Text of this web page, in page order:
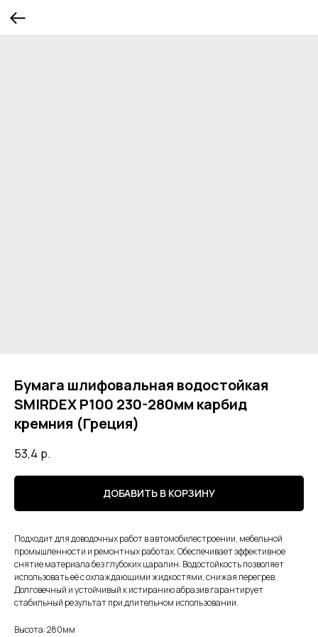
Бумага шлифовальная водостойкая
SMIRDEX Р100 230-280мм карбид
кремния (Греция)
53,4 р.
ДОБАВИТЬ В КОРЗИНУ
Подходит для доводочных работ в автомобилестроении, мебельной
промышленности и ремонтных работах. Обеспечивает эффективное
снятие материала без глубоких царапин. Водостойкость позволяет
использовать её с охлаждающими жидкостями, снижая перегрев.
Долговечный и устойчивый к истиранию абразив гарантирует
стабильный результат при длительном использовании.
Высота: 280мм